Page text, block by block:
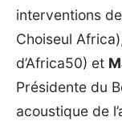
interventions de
Choiseul
d’Africa50) et
Présidente du
acoustique de